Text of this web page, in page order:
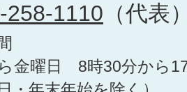
258-1110 （代表
ら金曜日 8時30分から